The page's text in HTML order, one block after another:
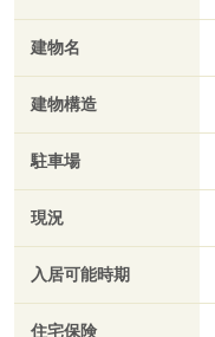
建物名
建物構造
駐車場
現況
入居可能時期
住宅保険